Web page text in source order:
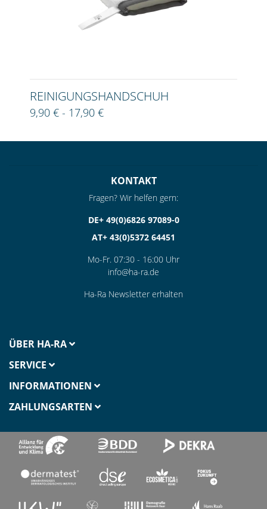
REINIGUNGSHANDSCHUH
9,90 € - 17,90 €
KONTAKT
Fragen? Wir helfen gern:
DE+ 49(0)6826 97089-0
AT+ 43(0)5372 64451
Mo-Fr. 07:30 - 16:00 Uhr
info@ha-ra.de
Ha-Ra Newsletter erhalten
ÜBER HA-RA
SERVICE
INFORMATIONEN
ZAHLUNGSARTEN